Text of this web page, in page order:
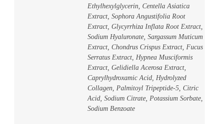
Ethylhexylglycerin, Centella Asiatica
Extract, Sophora Angustifolia Root
Extract, Glycyrrhiza Inflata Root Extract,
Sodium Hyaluronate, Sargassum Muticum
Extract, Chondrus Crispus Extract, Fucus
Serratus Extract, Hypnea Musciformis
Extract, Gelidiella Acerosa Extract,
Caprylhydroxamic Acid, Hydrolyzed
Collagen, Palmitoyl Tripeptide-5, Citric
Acid, Sodium Citrate, Potassium Sorbate,
Sodium Benzoate